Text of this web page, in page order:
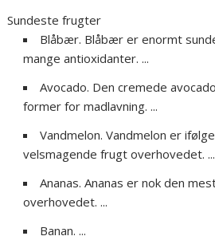
Sundeste frugter
Blåbær. Blåbær er enormt
mange antioxidanter. ...
Avocado. Den cremede
former for madlavning. ...
Vandmelon. Vandmelon er
velsmagende frugt overhovedet. ...
Ananas. Ananas er nok den
overhovedet. ...
Banan. ...